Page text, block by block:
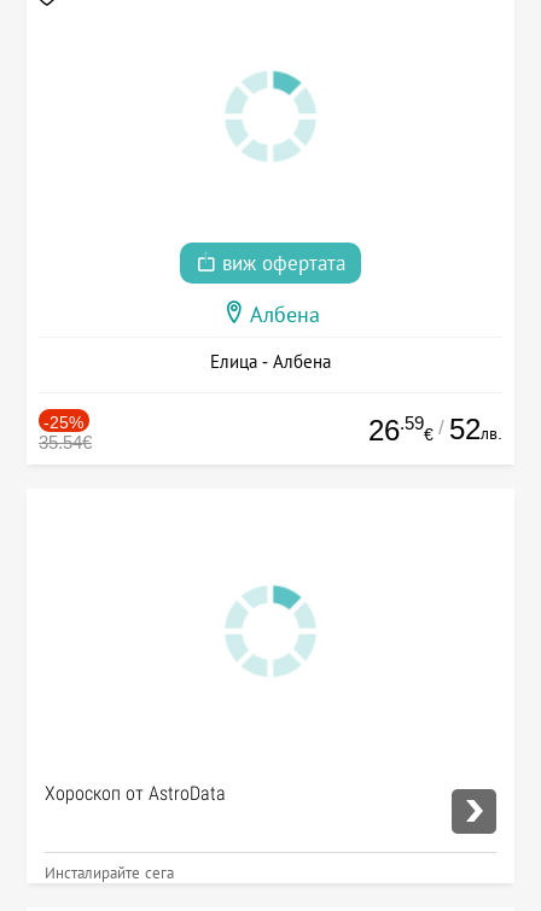
виж офертата
Албена
Елица - Албена
-25%
35.54€ 26.59
€ / 52лв.
Хороскоп от AstroData
Инсталирайте сега